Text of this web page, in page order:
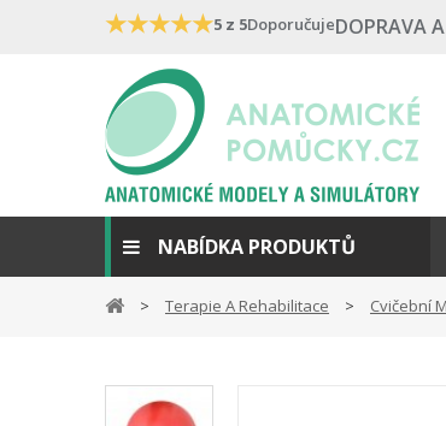
★★★★★5 z 5DoporučujeDOPRAVA
NABÍDKA PRODUKTŮ
Terapie A Rehabilitace Cvičební